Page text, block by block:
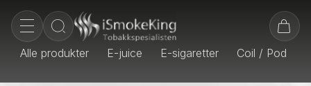
Alle produkter E-juice E-sigaretter Coil / Pod